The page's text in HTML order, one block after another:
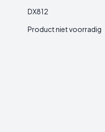
DX812
Product niet voorradig